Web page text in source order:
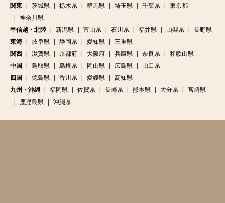
関東
茨城県 栃木県 群馬県 埼玉県 千葉県
東京都
神奈川県
甲信越・北陸
新潟県 富山県 石川県 福井県 山梨県
長野県
東海
岐阜県 静岡県 愛知県
三重県
関西
滋賀県 京都府 大阪府 兵庫県 奈良県
和歌山県
中国
鳥取県 島根県 岡山県 広島県
山口県
四国
徳島県 香川県 愛媛県
高知県
九州・沖縄
福岡県 佐賀県 長崎県 熊本県 大分県
宮崎県
鹿児島県
沖縄県